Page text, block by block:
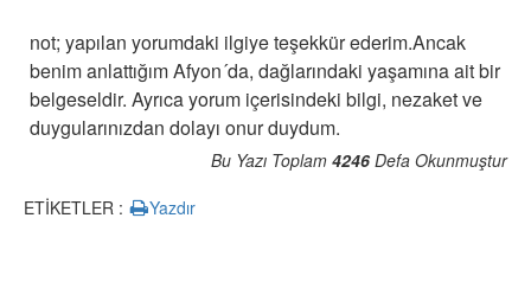
not; yapılan yorumdaki ilgiye teşekkür ederim.Ancak
benim anlattığım Afyon´da, dağlarındaki yaşamına ait bir
belgeseldir. Ayrıca yorum içerisindeki bilgi, nezaket ve
duygularınızdan dolayı onur duydum.
Bu Yazı Toplam 4246 Defa Okunmuştur
ETİKETLER :
Yazdır